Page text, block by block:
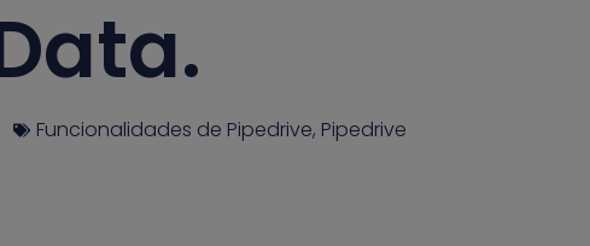
Funcionalidades de Pipedrive, Pipedrive